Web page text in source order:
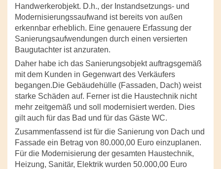
Handwerkerobjekt. D.h., der Instandsetzungs- und
Modernisierungssaufwand ist bereits von außen
erkennbar erheblich. Eine genauere Erfassung der
Sanierungsaufwendungen durch einen versierten
Baugutachter ist anzuraten.
Daher habe ich das Sanierungsobjekt auftragsgemäß
mit dem Kunden in Gegenwart des Verkäufers
begangen.Die Gebäudehülle (Fassaden, Dach) weist
starke Schäden auf. Ferner ist die Haustechnik nicht
mehr zeitgemäß und soll modernisiert werden. Dies
gilt auch für das Bad und für das Gäste WC.
Zusammenfassend ist für die Sanierung von Dach und
Fassade ein Betrag von 80.000,00 Euro einzuplanen.
Für die Modernisierung der gesamten Haustechnik,
Heizung, Sanitär, Elektrik wurden 50.000,00 Euro